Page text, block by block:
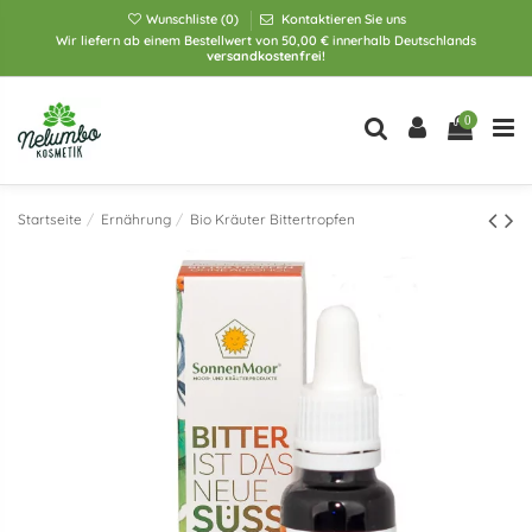
Wir liefern ab einem Bestellwert von 50,00 € innerhalb Deutschlands
versandkostenfrei!
Wunschliste (0) Kontaktieren Sie uns
0
Startseite Ernährung Bio Kräuter Bittertropfen